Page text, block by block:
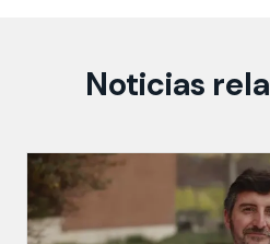
Noticias